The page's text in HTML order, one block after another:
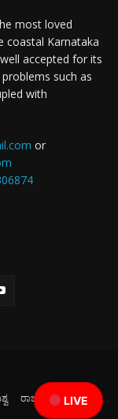
LIVE
most loved
coastal Karnataka
accepted for its
such as
with
or
ರಾಜಕೀಯ
ಕ್ರೀಡೆ